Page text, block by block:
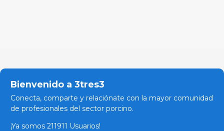
Bienvenido a 3tres3
Conecta, comparte y relaciónate con la mayor comunidad
de profesionales del sector porcino.
¡Ya somos 211911 Usuarios!